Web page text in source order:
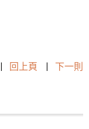
回上頁 | 下一則